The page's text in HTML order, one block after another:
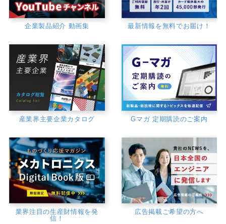
企業製品紹介 動画集 最新情報を無料でお届け！
産業界主要企業カタログ Gマガ 定期購読のご案内
業界注目の生産財情報を発
信！
広告掲載ご希望の方へ